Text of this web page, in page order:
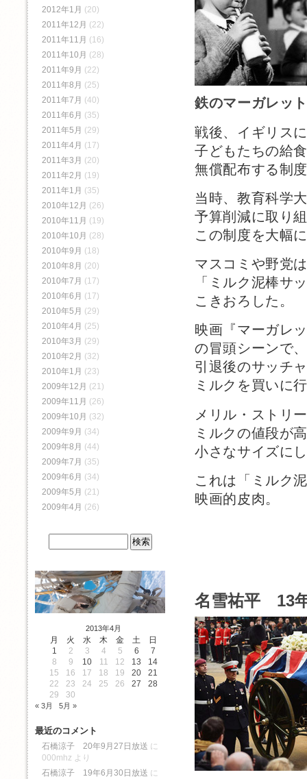
鉄のマーガレ
戦後、イギリス
子どもたちの給
無償配布する制
当時、教育科学
予算削減に取り
この制度を大幅
マスコミや野党
「ミルク泥棒サ
こきおろした。
映画『マーガレ
の冒頭シーンで
引退後のサッチ
ミルクを買いに
メリル・ストリ
ミルクの値段が
小さなサイズに
これは「ミルク
映画的皮肉。
名雪祐平 13
2012年1月 (20)
2011年12月 (22)
2011年11月 (16)
2011年10月 (28)
2011年9月 (22)
2011年8月 (25)
2011年7月 (40)
2011年6月 (35)
2011年5月 (29)
2011年4月 (17)
2011年3月 (20)
2011年2月 (19)
2011年1月 (35)
2010年12月 (26)
2010年11月 (19)
2010年10月 (28)
2010年9月 (18)
2010年8月 (20)
2010年7月 (17)
2010年6月 (17)
2010年5月 (29)
2010年4月 (25)
2010年3月 (29)
2010年2月 (32)
2010年1月 (23)
2009年12月 (21)
2009年11月 (26)
2009年10月 (32)
2009年9月 (34)
2009年8月 (44)
2009年7月 (35)
2009年6月 (34)
2009年5月 (21)
2009年4月 (26)
2013年4月
月 火 水 木 金 土
日
1
2 3 4 5 6
7
8
9 10 11 12 13
14
15
16 17 18 19 20
21
22
23 24 25 26 27
28
29
30
« 3月 5月 »
最近のコメント
石橋涼子 20年9月27日放送 に
000mhz より
石橋涼子 19年6月30日放送 に